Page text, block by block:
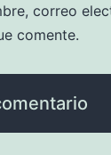
correo
comente.